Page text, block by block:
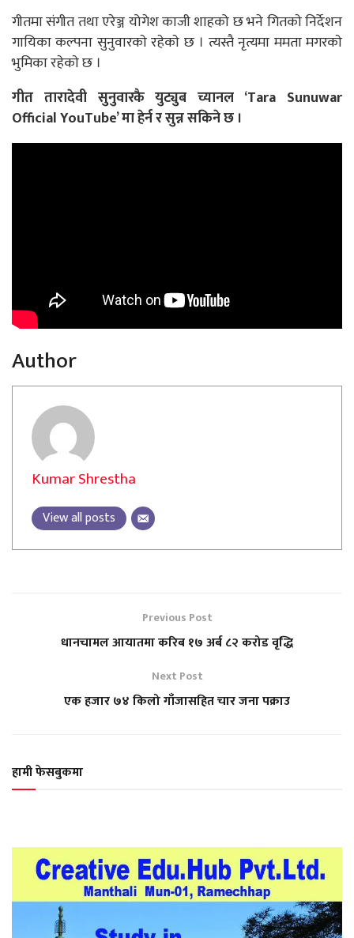
गीतमा संगीत तथा एरेञ्ज योगेश काजी शाहको छ भने गितकाे निर्देशन
गायिका कल्पना सुनुवारकाे रहेकाे छ । त्यस्तै नृत्यमा ममता मगरकाे
भुमिका रहेकाे छ ।
गीत तारादेवी सुनुवारकै युट्युब च्यानल ‘Tara Sunuwar
Official YouTube’ मा हेर्न र सुन्न सकिने छ ।
Author
Kumar Shrestha
View all posts
Previous Post
धानचामल आयातमा करिब १७ अर्ब ८२ करोड वृद्धि
Next Post
एक हजार ७४ किलो गाँजासहित चार जना पक्राउ
हामी फेसबुकमा